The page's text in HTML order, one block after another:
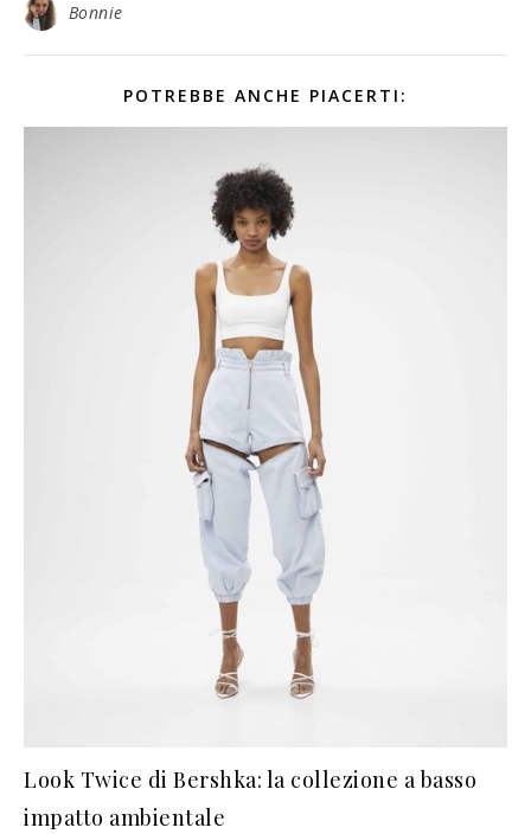
Bonnie
POTREBBE ANCHE PIACERTI:
Look Twice di Bershka: la collezione a basso
impatto ambientale